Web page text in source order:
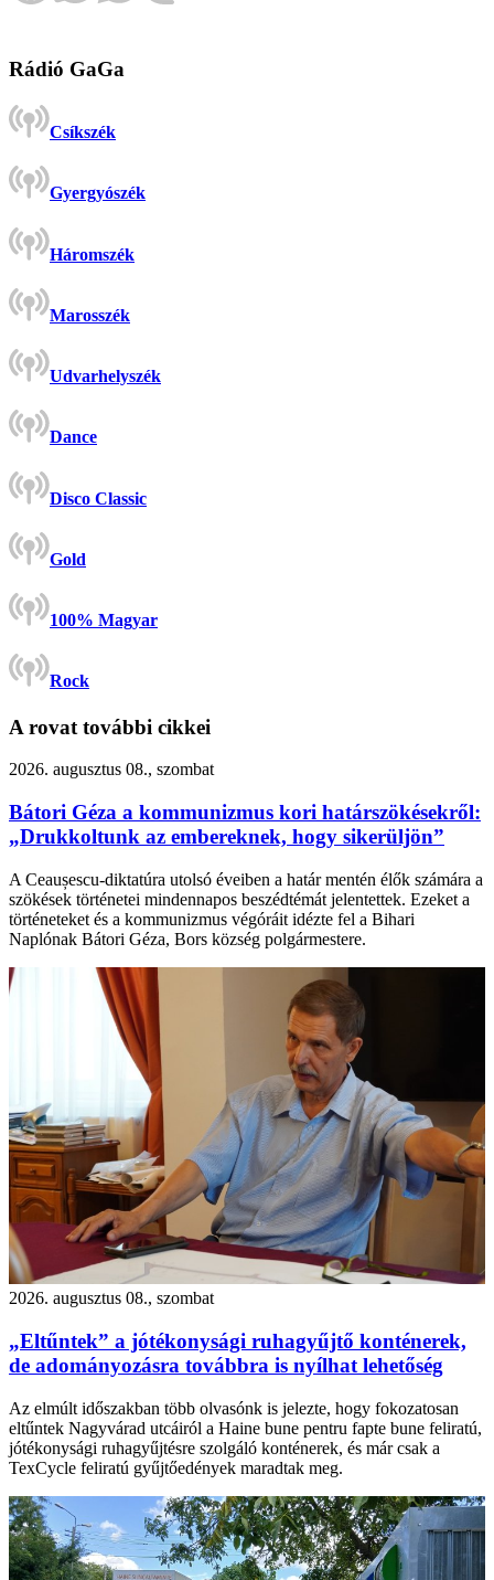
Rádió GaGa
Csíkszék
Gyergyószék
Háromszék
Marosszék
Udvarhelyszék
Dance
Disco Classic
Gold
100% Magyar
Rock
A rovat további cikkei
2026. augusztus 08., szombat
Bátori Géza a kommunizmus kori határszökésekről:
„Drukkoltunk az embereknek, hogy sikerüljön”
A Ceaușescu-diktatúra utolsó éveiben a határ mentén élők számára a
szökések történetei mindennapos beszédtémát jelentettek. Ezeket a
történeteket és a kommunizmus végóráit idézte fel a Bihari
Naplónak Bátori Géza, Bors község polgármestere.
2026. augusztus 08., szombat
„Eltűntek” a jótékonysági ruhagyűjtő konténerek,
de adományozásra továbbra is nyílhat lehetőség
Az elmúlt időszakban több olvasónk is jelezte, hogy fokozatosan
eltűntek Nagyvárad utcáiról a Haine bune pentru fapte bune feliratú,
jótékonysági ruhagyűjtésre szolgáló konténerek, és már csak a
TexCycle feliratú gyűjtőedények maradtak meg.